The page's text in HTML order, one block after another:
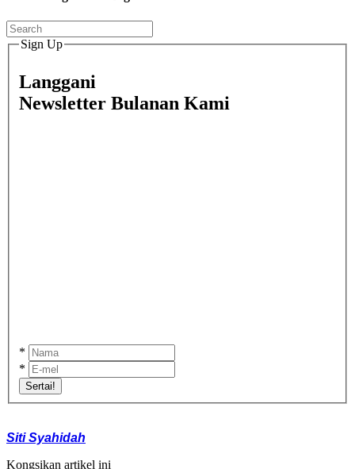
Sign Up
Langgani
Newsletter Bulanan Kami
*
*
Sertai!
Siti Syahidah
Kongsikan artikel ini